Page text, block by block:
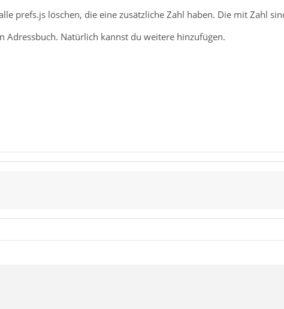
prefs.js löschen, die eine zusätzliche Zahl haben. Die mit Zahl
Adressbuch. Natürlich kannst du weitere hinzufügen.